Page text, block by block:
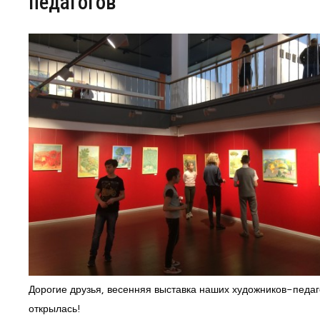
Дорогие друзья, весенняя выставка наших художников-
открылась!